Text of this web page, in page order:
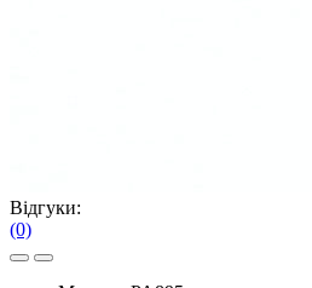
Відгуки:
(0)